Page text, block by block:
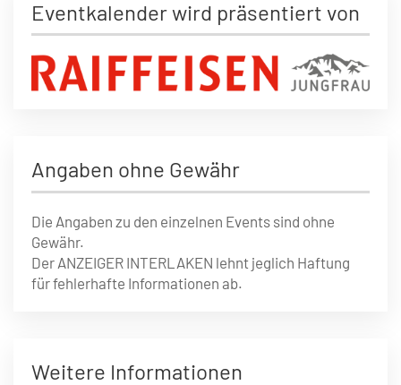
Eventkalender wird präsentiert von
Angaben ohne Gewähr
Die Angaben zu den einzelnen Events sind ohne
Gewähr.
Der ANZEIGER INTERLAKEN lehnt jeglich Haftung
für fehlerhafte Informationen ab.
Weitere Informationen